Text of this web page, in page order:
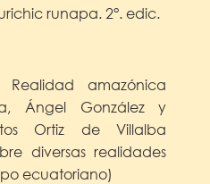
runapa. 2°. edic.
Realidad amazónica
Ángel González y
Ortiz de Villalba
diversas realidades
ecuatoriano)